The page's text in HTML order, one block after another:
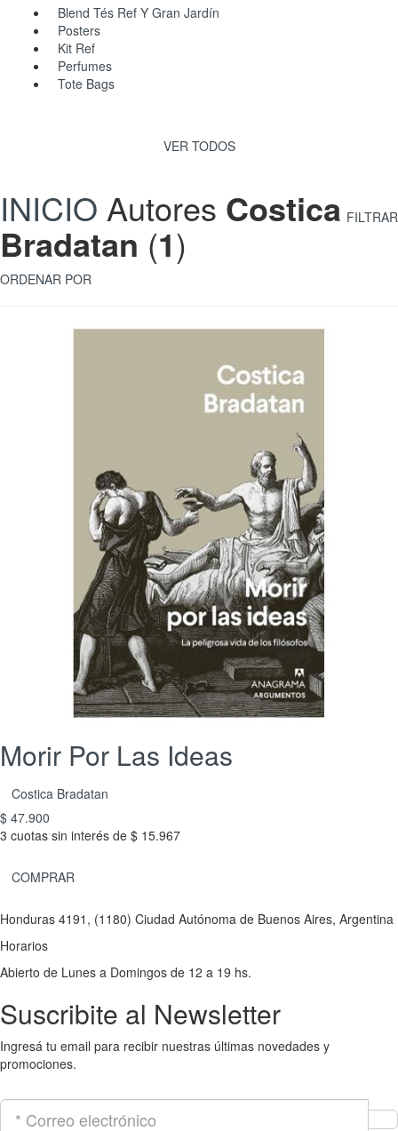
Blend Tés Ref Y Gran Jardín
Posters
Kit Ref
Perfumes
Tote Bags
VER TODOS
FILTRAR
INICIO Autores Costica
Bradatan (1)
ORDENAR POR
Morir Por Las Ideas
Costica Bradatan
$ 47.900
3 cuotas sin interés de $ 15.967
COMPRAR
Honduras 4191, (1180) Ciudad Autónoma de Buenos Aires, Argentina
Horarios
Abierto de Lunes a Domingos de 12 a 19 hs.
Suscribite al Newsletter
Ingresá tu email para recibir nuestras últimas novedades y
promociones.